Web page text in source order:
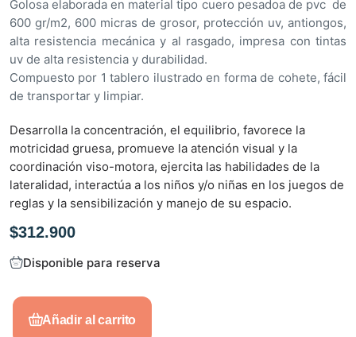
a
d
o
e
n
0
e
5
Golosa elaborada en material tipo cuero pesadoa de pvc de
600 gr/m2, 600 micras de grosor, protección uv, antiongos,
alta resistencia mecánica y al rasgado, impresa con tintas
uv de alta resistencia y durabilidad.
Compuesto por 1 tablero ilustrado en forma de cohete, fácil
de transportar y limpiar.
Desarrolla la concentración, el equilibrio, favorece la
motricidad gruesa, promueve la atención visual y la
coordinación viso-motora, ejercita las habilidades de la
lateralidad, interactúa a los niños y/o niñas en los juegos de
reglas y la sensibilización y manejo de su espacio.
$312.900
Disponible para reserva
Añadir al carrito